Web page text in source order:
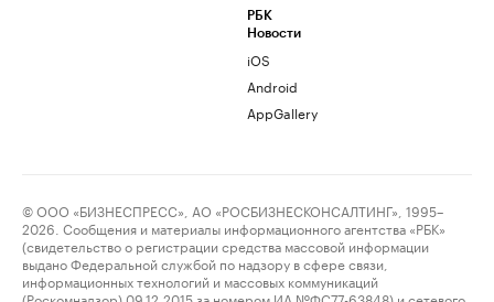
РБК
Новости
iOS
Android
AppGallery
© ООО «БИЗНЕСПРЕСС», АО «РОСБИЗНЕСКОНСАЛТИНГ», 1995–
2026. Сообщения и материалы информационного агентства «РБК»
(свидетельство о регистрации средства массовой информации
выдано Федеральной службой по надзору в сфере связи,
информационных технологий и массовых коммуникаций